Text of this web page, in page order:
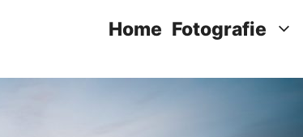
Home Fotografie